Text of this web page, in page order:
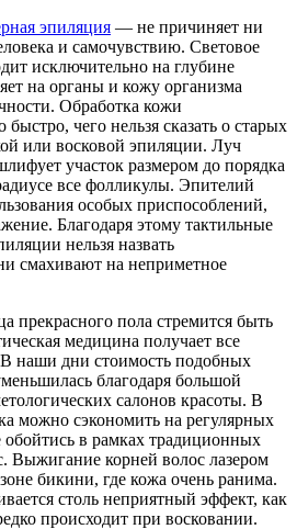
эпиляция — не причиняет ни
и самочувствию. Световое
исключительно на глубине
на органы и кожу организма
Обработка кожи
быстро, чего нельзя сказать о старых
или восковой эпиляции. Луч
участок размером до порядка
все фолликулы. Эпителий
особых приспособлений,
Благодаря этому тактильные
нельзя назвать
смахивают на неприметное
прекрасного пола стремится быть
медицина получает все
наши дни стоимость подобных
благодаря большой
салонов красоты. В
можно сэкономить на регулярных
обойтись в рамках традиционных
Выжигание корней волос лазером
бикини, где кожа очень ранима.
столь неприятный эффект, как
происходит при восковании.